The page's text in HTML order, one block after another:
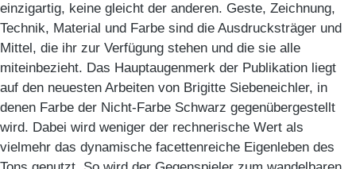
einzigartig, keine gleicht der anderen. Geste, Zeichnung,
Technik, Material und Farbe sind die Ausdrucksträger und
Mittel, die ihr zur Verfügung stehen und die sie alle
miteinbezieht. Das Hauptaugenmerk der Publikation liegt
auf den neuesten Arbeiten von Brigitte Siebeneichler, in
denen Farbe der Nicht-Farbe Schwarz gegenübergestellt
wird. Dabei wird weniger der rechnerische Wert als
vielmehr das dynamische facettenreiche Eigenleben des